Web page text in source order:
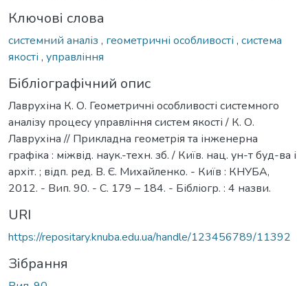
Ключові слова
системний аналіз , геометричні особливості , система
якості , управління
Бібліографічний опис
Лаврухіна К. О. Геометричні особливості системного
аналізу процесу управління систем якості / К. О.
Лаврухіна // Прикладна геометрія та інженерна
графіка : міжвід. наук.-техн. зб. / Київ. нац. ун-т буд-ва і
архіт. ; відп. ред. В. Є. Михайленко. - Київ : КНУБА,
2012. - Вип. 90. - С. 179 – 184. - Бібліогр. : 4 назви.
URI
https://repositary.knuba.edu.ua/handle/123456789/11392
Зібрання